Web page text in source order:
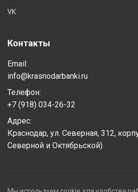
VK
Контакты
Email:
info@krasnodarbanki.ru
Телефон:
+7 (918) 034-26-32
Адрес:
Краснодар, ул. Северная, 312,
Северной и Октябрьской)